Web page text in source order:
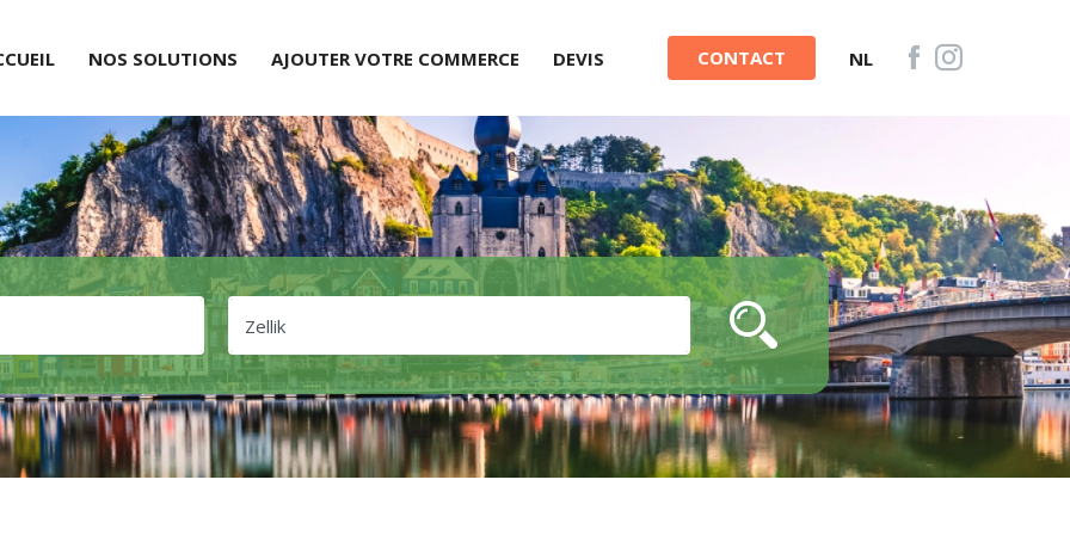
NOS SOLUTIONS AJOUTER VOTRE COMMERCE DEVIS CONTACT NL